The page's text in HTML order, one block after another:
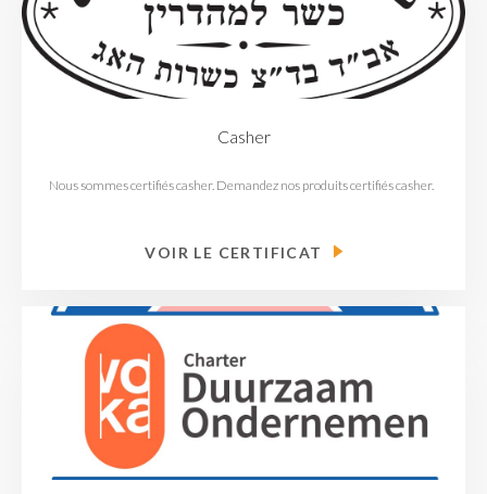
Casher
Nous sommes certifiés casher. Demandez nos produits certifiés casher.
VOIR LE CERTIFICAT